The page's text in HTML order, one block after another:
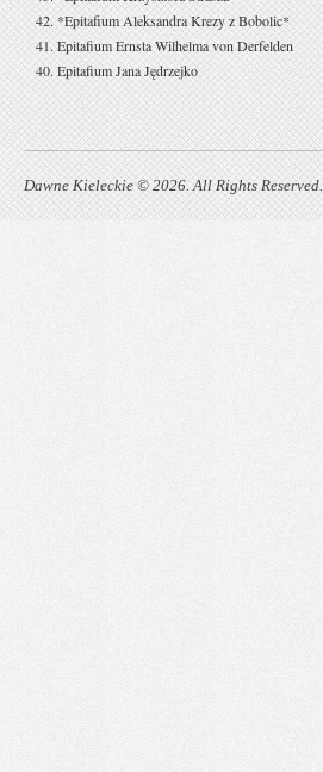
42. *Epitafium Aleksandra Krezy z Bobolic*
41. Epitafium Ernsta Wilhelma von Derfelden
40. Epitafium Jana Jędrzejko
Dawne Kieleckie © 2026. All Rights Reserved.